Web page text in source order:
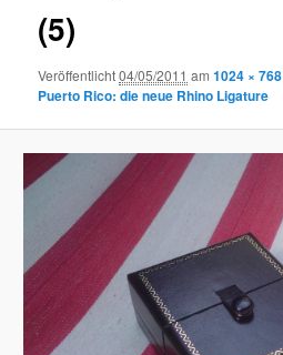
(5)
Veröffentlicht04/05/2011 am1024 × 768
Puerto Rico: die neue Rhino Ligature